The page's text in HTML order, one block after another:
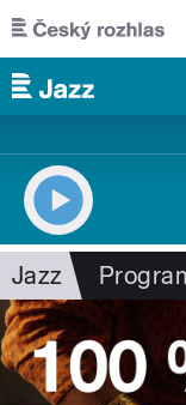
Přejít k hlavnímu
Jazz